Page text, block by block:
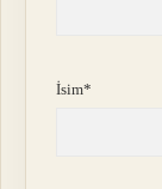
İsim*